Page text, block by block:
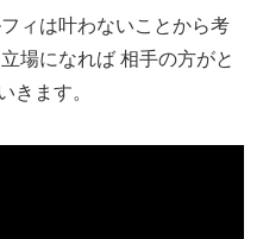
ィは叶わないことから考
場になれば 相手の方がと
きます。